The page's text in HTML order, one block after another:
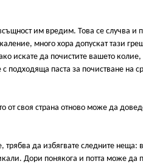
им вредим. Това се случва и
много хора допускат тази
искате да почистите вашето колие,
подходяща паста за почистване на
от своя страна отново може да
трябва да избягвате следните неща:
Дори понякога и потта може да